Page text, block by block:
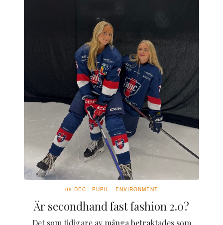
09 DEC PUPIL ENVIRONMENT
Är secondhand fast fashion 2.0?
Det som tidigare av många betraktades som